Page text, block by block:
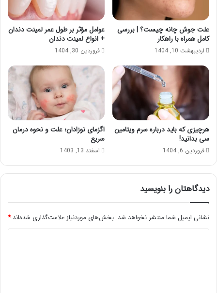
علت جوش چانه چیست؟ | بررسی
کامل همراه با راهکار
اردیبهشت 10, 1404
عوامل مؤثر بر طول عمر لمینت دندان
+ انواع لمینت دندان
فروردین 30, 1404
هرچیزی که باید درباره سرم ویتامین
سی بدانید!
فروردین 6, 1404
اگزمای نوزادان؛ علت و نحوه درمان
سریع
اسفند 13, 1403
دیدگاهتان را بنویسید
نشانی ایمیل شما منتشر نخواهد شد. بخش‌های موردنیاز علامت‌گذاری شده‌اند*